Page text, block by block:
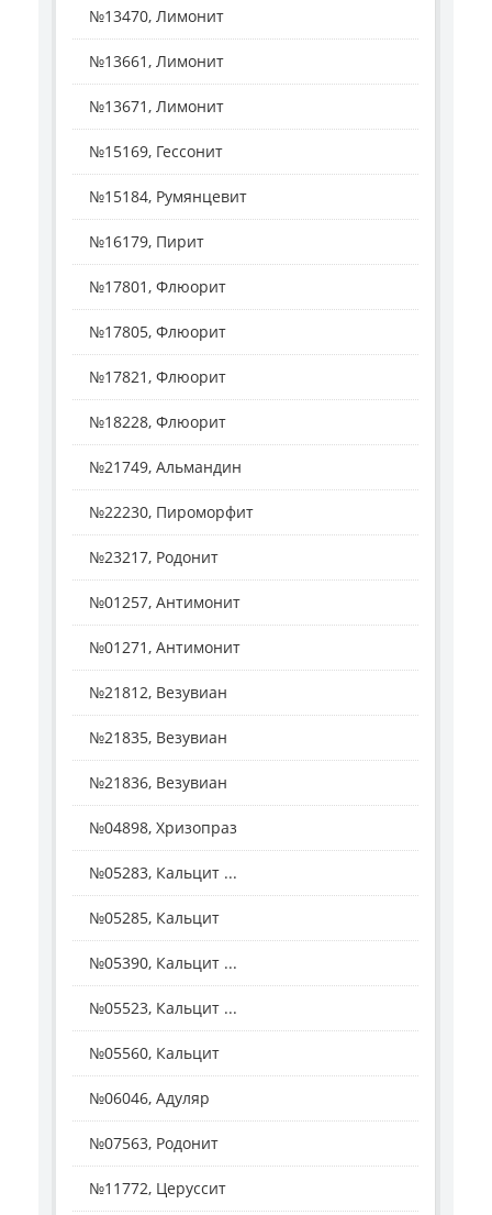
№13470, Лимонит
№13661, Лимонит
№13671, Лимонит
№15169, Гессонит
№15184, Румянцевит
№16179, Пирит
№17801, Флюорит
№17805, Флюорит
№17821, Флюорит
№18228, Флюорит
№21749, Альмандин
№22230, Пироморфит
№23217, Родонит
№01257, Антимонит
№01271, Антимонит
№21812, Везувиан
№21835, Везувиан
№21836, Везувиан
№04898, Хризопраз
№05283, Кальцит ...
№05285, Кальцит
№05390, Кальцит ...
№05523, Кальцит ...
№05560, Кальцит
№06046, Адуляр
№07563, Родонит
№11772, Церуссит